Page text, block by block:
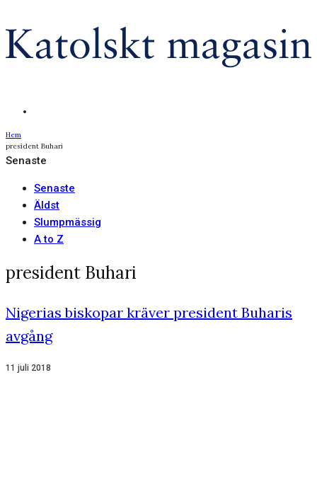
Hem
president Buhari
Senaste
Senaste
Äldst
Slumpmässig
A to Z
president Buhari
Nigerias biskopar kräver president Buharis
avgång
11 juli 2018